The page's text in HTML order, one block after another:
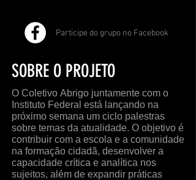
Participe do grupo no Facebook
SOBRE O PROJETO
O Coletivo Abrigo juntamente com o
Instituto Federal está lançando na
próximo semana um ciclo palestras
sobre temas da atualidade. O objetivo é
contribuir com a escola e a comunidade
na formação cidadã, desenvolver a
capacidade crítica e analítica nos
sujeitos, além de expandir práticas